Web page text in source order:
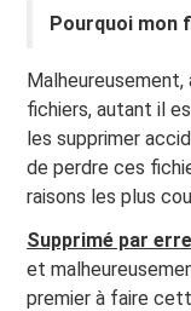
Pourquoi mon
fichiers, autant il
les supprimer
de perdre ces
raisons les plus
Supprimé par
et
premier à faire